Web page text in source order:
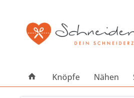
Knöpfe Nähen